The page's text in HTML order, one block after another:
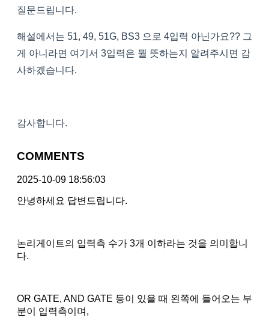
질문드립니다.
해설에서는 51, 49, 51G, BS3 으로 4입력 아닌가요?? 그
게 아니라면 여기서 3입력은 뭘 뜻하는지 알려주시면 감
사하겠습니다.
감사합니다.
COMMENTS
2025-10-09 18:56:03
안녕하세요 답변드립니다.
논리게이트의 입력측 수가 3개 이하라는 것을 의미합니
다.
OR GATE, AND GATE 등이 있을 때 왼쪽에 들어오는 부
분이 입력측이며,